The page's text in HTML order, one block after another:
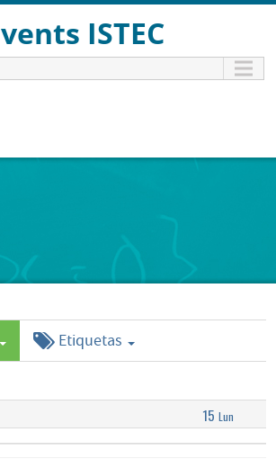
Events ISTEC
Etiquetas
15 Lun